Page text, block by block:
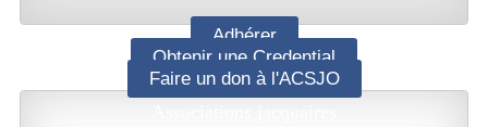
Adhérer
Obtenir une Credential
Faire un don à l'ACSJO